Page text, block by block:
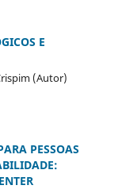
E
(Autor)
PESSOAS